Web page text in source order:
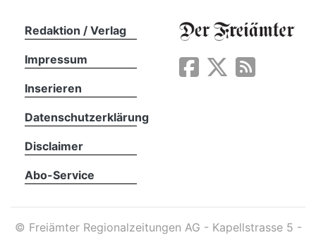
Redaktion / Verlag
Impressum
Inserieren
Datenschutzerklärung
Disclaimer
Abo-Service
© Freiämter Regionalzeitungen AG - Kapellstrasse 5 -